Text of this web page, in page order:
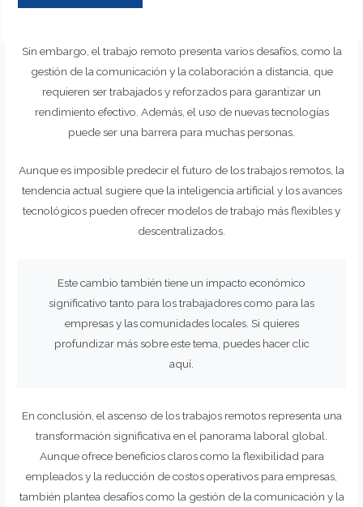
Sin embargo, el trabajo remoto presenta varios desafíos, como la
gestión de la comunicación y la colaboración a distancia, que
requieren ser trabajados y reforzados para garantizar un
rendimiento efectivo. Además, el uso de nuevas tecnologías
puede ser una barrera para muchas personas.
Aunque es imposible predecir el futuro de los trabajos remotos, la
tendencia actual sugiere que la inteligencia artificial y los avances
tecnológicos pueden ofrecer modelos de trabajo más flexibles y
descentralizados.
Este cambio también tiene un impacto económico
significativo tanto para los trabajadores como para las
empresas y las comunidades locales. Si quieres
profundizar más sobre este tema, puedes hacer clic
aquí.
En conclusión, el ascenso de los trabajos remotos representa una
transformación significativa en el panorama laboral global.
Aunque ofrece beneficios claros como la flexibilidad para
empleados y la reducción de costos operativos para empresas,
también plantea desafíos como la gestión de la comunicación y la